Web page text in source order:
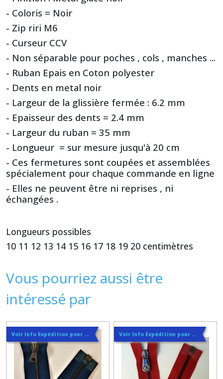
- Coloris = Noir
- Zip riri M6
- Curseur CCV
- Non séparable pour poches , cols , manches ...
- Ruban Epais en Coton polyester
- Dents en metal noir
- Largeur de la glissière fermée : 6.2 mm
- Epaisseur des dents = 2.4 mm
- Largeur du ruban = 35 mm
- Longueur = sur mesure jusqu'à 20 cm
- Ces fermetures sont coupées et assemblées
spécialement pour chaque commande en ligne
- Elles ne peuvent être ni reprises , ni
échangées .
Longueurs possibles
10 11 12 13 14 15 16 17 18 19 20 centimètres
Vous pourriez aussi être
intéressé par
Voir Info Expédition pour Régler les Frais de Port au Meilleur Prix , En haut d'ecran à Droite Voir Info Expédition pour Régler les Frais de Port au Meilleur Prix , En haut d'ecran à Droite